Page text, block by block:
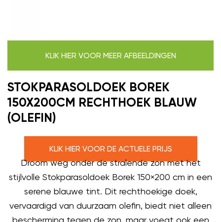
KLIK HIER VOOR MEER AFBEELDINGEN
STOKPARASOLDOEK BOREK
150X200CM RECHTHOEK BLAUW
(OLEFIN)
KLIK HIER VOOR DE ACTUELE PRIJS
Droom weg onder de stralende zon met het
stijlvolle Stokparasoldoek Borek 150×200 cm in een
serene blauwe tint. Dit rechthoekige doek,
vervaardigd van duurzaam olefin, biedt niet alleen
bescherming tegen de zon, maar voegt ook een